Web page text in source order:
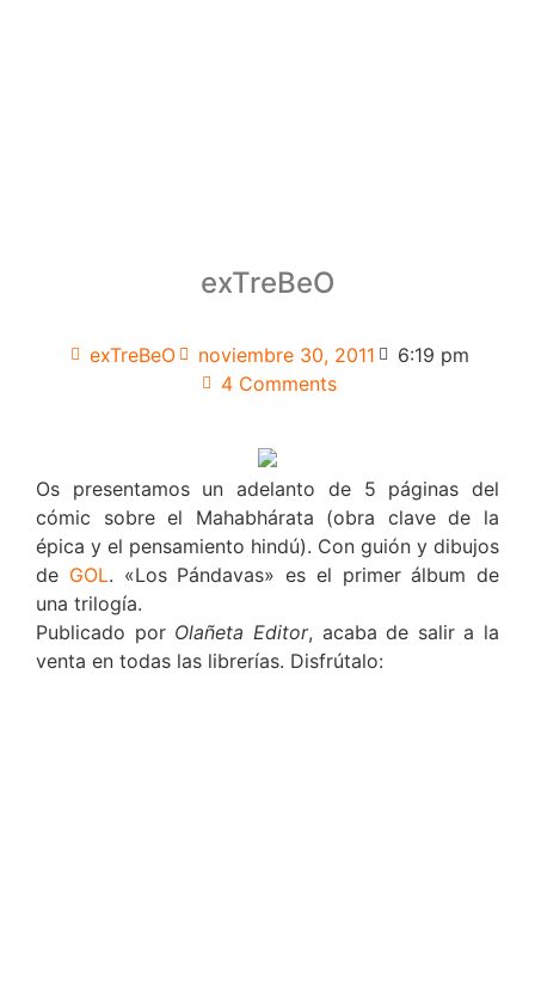
exTreBeO
exTreBeO noviembre 30, 2011
6:19 pm
4 Comments
Os presentamos un adelanto de 5 páginas del
cómic sobre el Mahabhárata (obra clave de la
épica y el pensamiento hindú). Con guión y dibujos
de GOL. «Los Pándavas» es el primer álbum de
una trilogía.
Publicado por Olañeta Editor, acaba de salir a la
venta en todas las librerías. Disfrútalo: